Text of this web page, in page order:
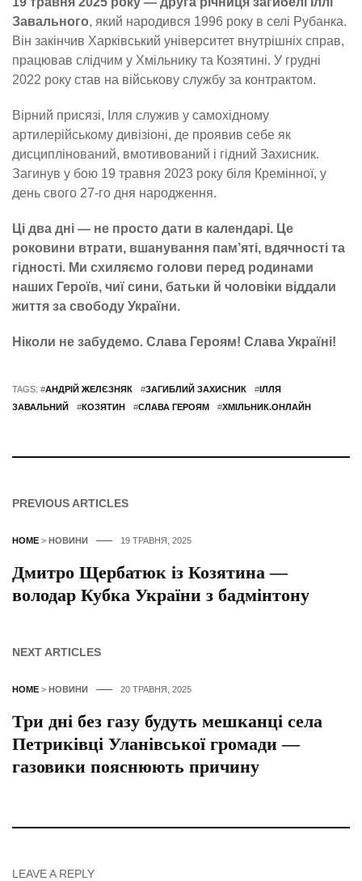
Завального, який народився 1996 року в селі Рубанка.
Він закінчив Харківський університет внутрішніх справ,
працював слідчим у Хмільнику та Козятині. У грудні
2022 року став на військову службу за контрактом.
Вірний присязі, Ілля служив у самохідному
артилерійському дивізіоні, де проявив себе як
дисциплінований, вмотивований і гідний Захисник.
Загинув у бою 19 травня 2023 року біля Кремінної, у
день свого 27-го дня народження.
Ці два дні — не просто дати в календарі. Це
роковини втрати, вшанування пам’яті, вдячності та
гідності. Ми схиляємо голови перед родинами
наших Героїв, чиї сини, батьки й чоловіки віддали
життя за свободу України.
Ніколи не забудемо. Слава Героям! Слава Україні!
TAGS: #АНДРІЙ ЖЕЛЄЗНЯК #ЗАГИБЛИЙ ЗАХИСНИК #ІЛЛЯ
ЗАВАЛЬНИЙ
#КОЗЯТИН #СЛАВА ГЕРОЯМ #ХМІЛЬНИК.ОНЛАЙН
PREVIOUS ARTICLES
HOME > НОВИНИ 19 ТРАВНЯ, 2025
Дмитро Щербатюк із Козятина —
володар Кубка України з бадмінтону
NEXT ARTICLES
HOME > НОВИНИ 20 ТРАВНЯ, 2025
Три дні без газу будуть мешканці села
Петриківці Уланівської громади —
газовики пояснюють причину
LEAVE A REPLY